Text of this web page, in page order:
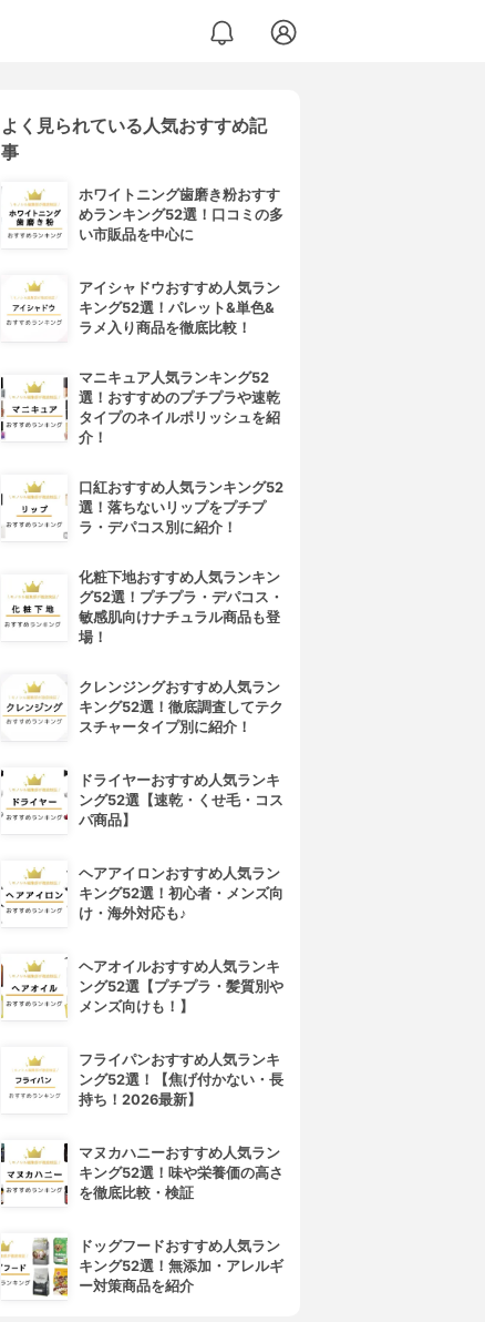
よく見られている人気おすすめ記
事
ホワイトニング歯磨き粉おすす
めランキング52選！口コミの多
い市販品を中心に
アイシャドウおすすめ人気ラン
キング52選！パレット&単色&
ラメ入り商品を徹底比較！
マニキュア人気ランキング52
選！おすすめのプチプラや速乾
タイプのネイルポリッシュを紹
介！
口紅おすすめ人気ランキング52
選！落ちないリップをプチプ
ラ・デパコス別に紹介！
化粧下地おすすめ人気ランキン
グ52選！プチプラ・デパコス・
敏感肌向けナチュラル商品も登
場！
クレンジングおすすめ人気ラン
キング52選！徹底調査してテク
スチャータイプ別に紹介！
ドライヤーおすすめ人気ランキ
ング52選【速乾・くせ毛・コス
パ商品】
ヘアアイロンおすすめ人気ラン
キング52選！初心者・メンズ向
け・海外対応も♪
ヘアオイルおすすめ人気ランキ
ング52選【プチプラ・髪質別や
メンズ向けも！】
フライパンおすすめ人気ランキ
ング52選！【焦げ付かない・長
持ち！2026最新】
マヌカハニーおすすめ人気ラン
キング52選！味や栄養価の高さ
を徹底比較・検証
ドッグフードおすすめ人気ラン
キング52選！無添加・アレルギ
ー対策商品を紹介